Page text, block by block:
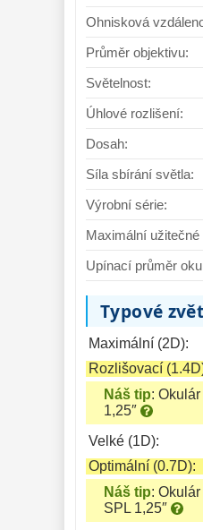
Ohnisková
Průměr objektivu:
Světelnost:
Úhlové rozlišení:
Dosah:
Síla sbírání světla:
Výrobní série:
Maximální
Upínací průměr
Typové
Maximální (2D):
Rozlišovací
Náš tip: Okulár
1,25″
Velké (1D):
Optimální (0.7D):
Náš tip:
SPL 1,25″